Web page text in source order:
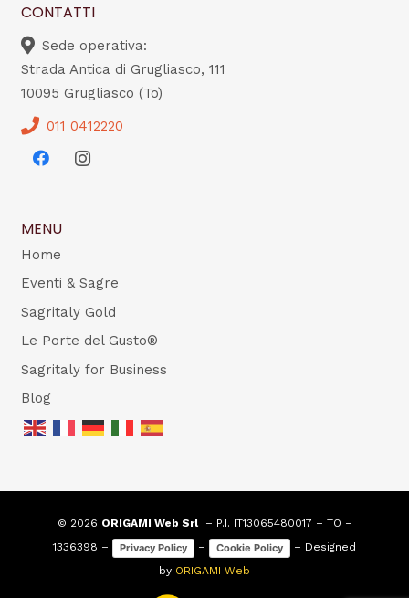
CONTATTI
Sede operativa:
Strada Antica di Grugliasco, 111
10095 Grugliasco (To)
011 0412220
MENU
Home
Eventi & Sagre
Sagritaly Gold
Le Porte del Gusto®
Sagritaly for Business
Blog
© 2026 ORIGAMI Web Srl– P.I. IT13065480017 – TO –
1336398 –
Privacy Policy – Cookie Policy
– Designed
by ORIGAMI Web